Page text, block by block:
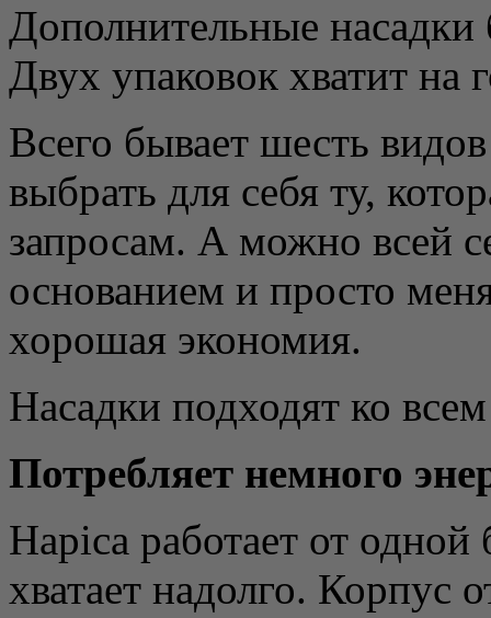
Дополнительные
Двух упаковок хватит на
Всего бывает шесть
выбрать для себя ту,
запросам. А можно всей
основанием и просто
хорошая экономия.
Насадки подходят ко
Потребляет немного
Hapica работает от
хватает надолго. Корпус